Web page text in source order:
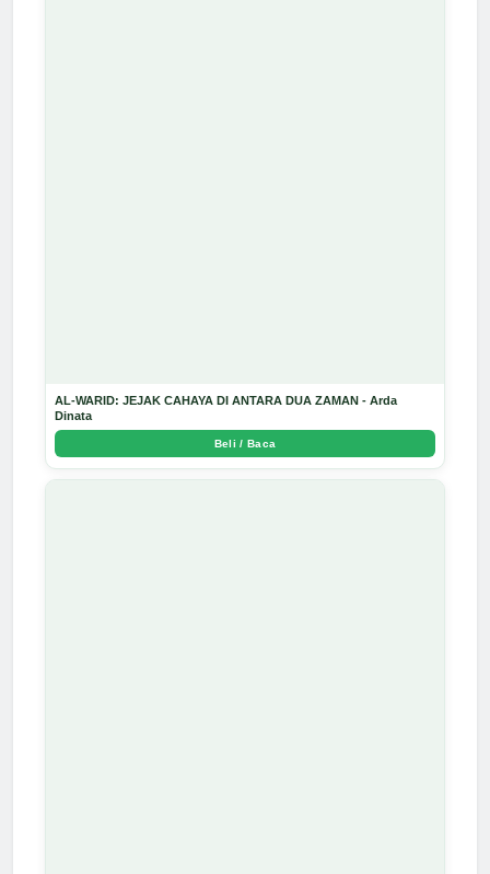
AL-WARID: JEJAK CAHAYA DI ANTARA DUA ZAMAN - Arda
Dinata
Beli / Baca